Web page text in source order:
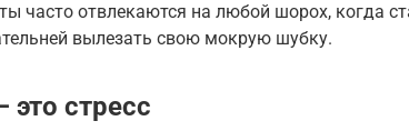
часто отвлекаются на любой шорох, когда
вылезать свою мокрую шубку.
это стресс